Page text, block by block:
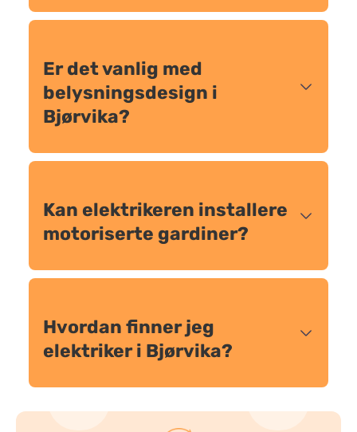
Er det vanlig med
belysningsdesign i
Bjørvika?
Kan elektrikeren installere
motoriserte gardiner?
Hvordan finner jeg
elektriker i Bjørvika?